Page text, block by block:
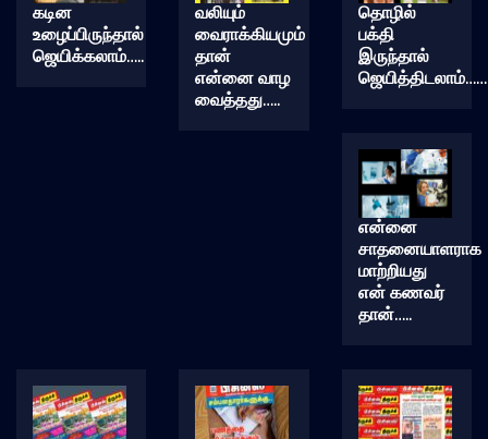
கடின
உழைப்பிருந்தால்
ஜெயிக்கலாம்…..
வலியும்
வைராக்கியமும்
தான்
என்னை வாழ
வைத்தது…..
தொழில்
பக்தி
இருந்தால்
என்னை
சாதனையாளராக
மாற்றியது
என் கணவர்
தான்…..